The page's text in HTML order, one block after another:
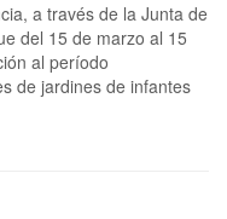
a través de la Junta de
del 15 de marzo al 15
al período
de jardines de infantes